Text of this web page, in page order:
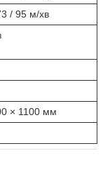
/ 95 м/хв
× 1100 мм